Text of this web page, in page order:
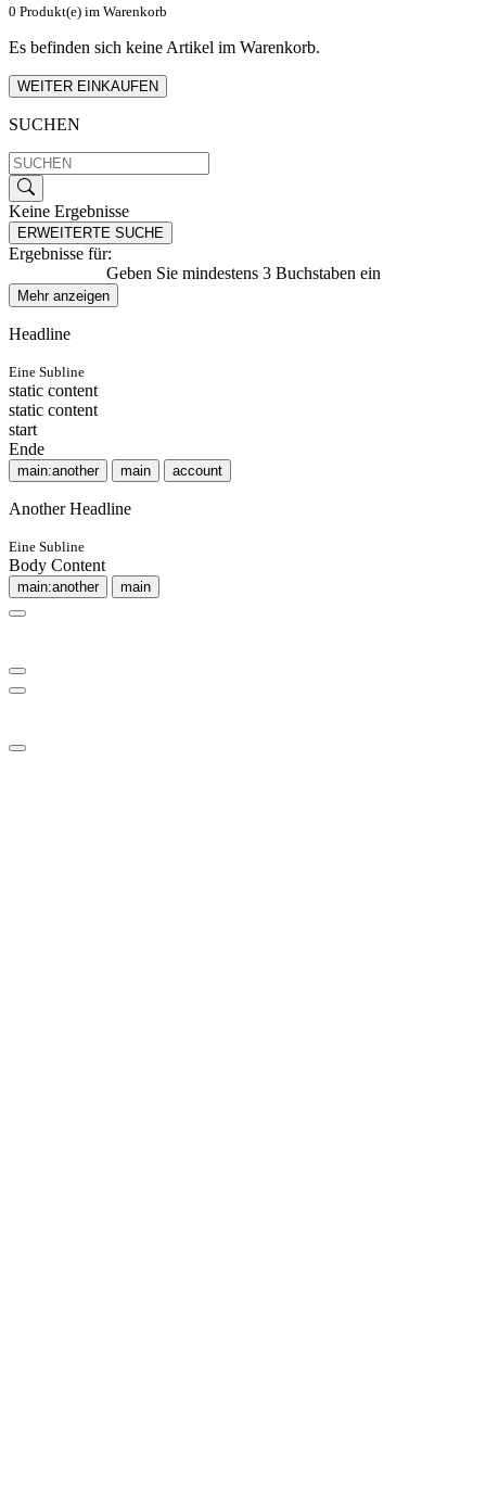
0 Produkt(e) im Warenkorb
Es befinden sich keine Artikel im Warenkorb.
WEITER EINKAUFEN
SUCHEN
Keine Ergebnisse
ERWEITERTE SUCHE
Ergebnisse für:
Geben Sie mindestens 3 Buchstaben ein
Mehr anzeigen
Headline
Eine Subline
static content
static content
start
Ende
main:another main account
Another Headline
Eine Subline
Body Content
main:another main